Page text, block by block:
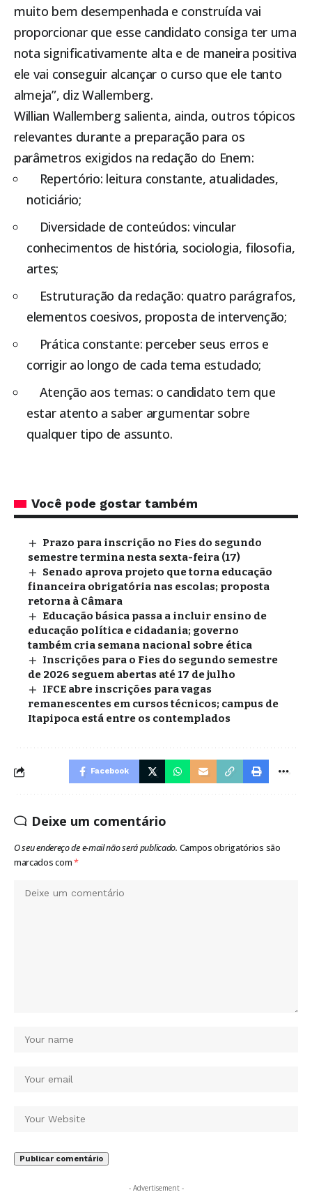
muito bem desempenhada e construída vai
proporcionar que esse candidato consiga ter uma
nota significativamente alta e de maneira positiva
ele vai conseguir alcançar o curso que ele tanto
almeja”, diz Wallemberg.
Willian Wallemberg salienta, ainda, outros tópicos
relevantes durante a preparação para os
parâmetros exigidos na redação do Enem:
Repertório: leitura constante, atualidades,
noticiário;
Diversidade de conteúdos: vincular
conhecimentos de história, sociologia, filosofia,
artes;
Estruturação da redação: quatro parágrafos,
elementos coesivos, proposta de intervenção;
Prática constante: perceber seus erros e
corrigir ao longo de cada tema estudado;
Atenção aos temas: o candidato tem que
estar atento a saber argumentar sobre
qualquer tipo de assunto.
Você pode gostar também
Prazo para inscrição no Fies do segundo
semestre termina nesta sexta-feira (17)
Senado aprova projeto que torna educação
financeira obrigatória nas escolas; proposta
retorna à Câmara
Educação básica passa a incluir ensino de
educação política e cidadania; governo
também cria semana nacional sobre ética
Inscrições para o Fies do segundo semestre
de 2026 seguem abertas até 17 de julho
IFCE abre inscrições para vagas
remanescentes em cursos técnicos; campus de
Itapipoca está entre os contemplados
Facebook
Deixe um comentário
O seu endereço de e-mail não será publicado. Campos obrigatórios são
marcados com*
- Advertisement -